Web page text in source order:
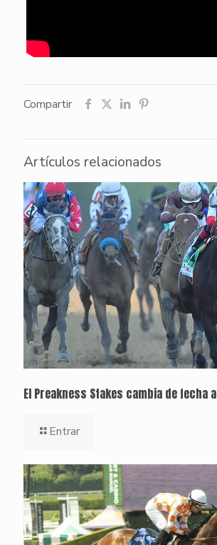
Compartir
Artículos relacionados
El Preakness Stakes cambia de fecha
Entrar